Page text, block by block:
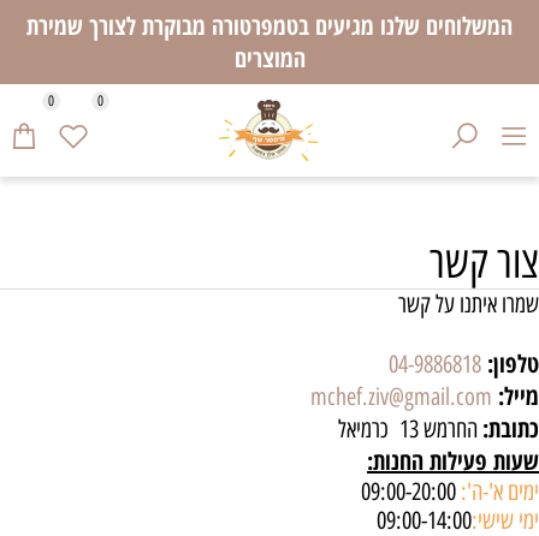
המשלוחים שלנו מגיעים בטמפרטורה מבוקרת לצורך שמירת
המוצרים
0 0
צור קשר
שמרו איתנו על קשר
טלפון: 04-9886818
מייל: mchef.ziv@gmail.com
כתובת: החרמש 13 כרמיאל
שעות פעילות החנות:
ימים א'-ה':
ימי שישי:09:00-14:00